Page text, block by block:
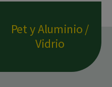
Pet y Aluminio /
Vidrio